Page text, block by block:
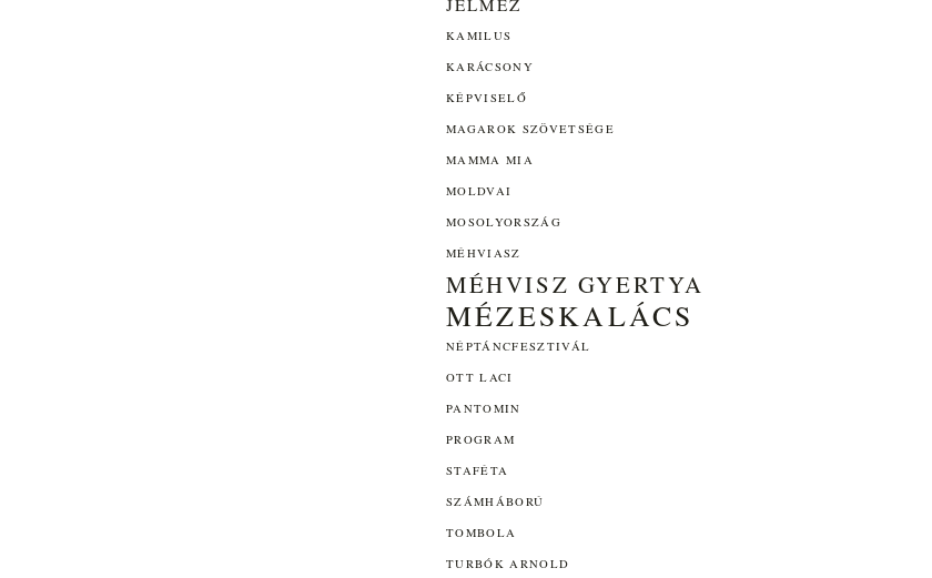
JELMEZ
KAMILUS
KARÁCSONY
KÉPVISELŐ
MAGAROK SZÖVETSÉGE
MAMMA MIA
MOLDVAI
MOSOLYORSZÁG
MÉHVIASZ
MÉHVISZ GYERTYA
MÉZESKALÁCS
NÉPTÁNCFESZTIVÁL
OTT LACI
PANTOMIN
PROGRAM
STAFÉTA
SZÁMHÁBORÚ
TOMBOLA
TURBÓK ARNOLD